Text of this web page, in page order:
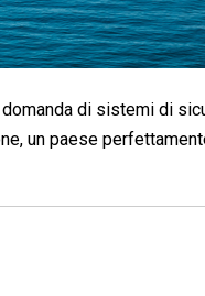
di sistemi di
un paese